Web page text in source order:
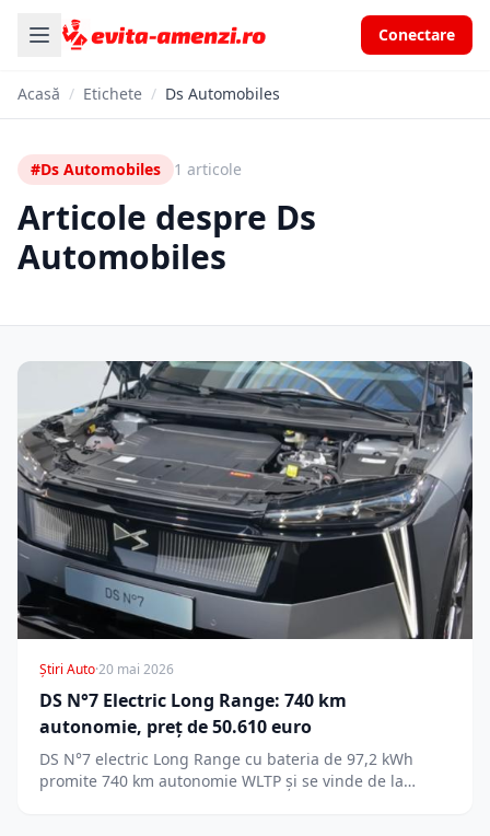
Conectare
Acasă / Etichete / Ds Automobiles
#Ds Automobiles 1 articole
Articole despre Ds
Automobiles
Știri Auto·20 mai 2026
DS N°7 Electric Long Range: 740 km
autonomie, preț de 50.610 euro
DS N°7 electric Long Range cu bateria de 97,2 kWh
promite 740 km autonomie WLTP și se vinde de la…